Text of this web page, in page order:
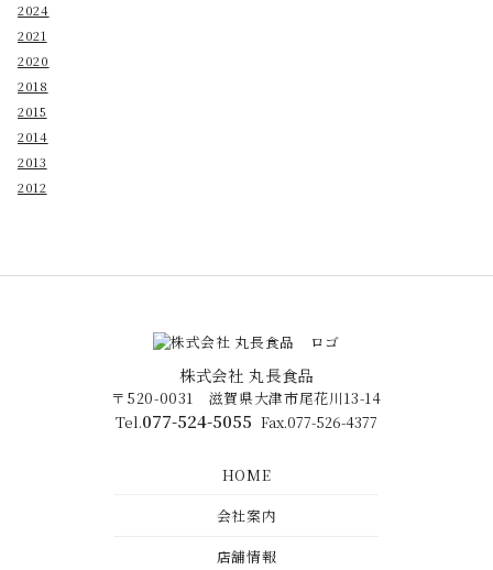
2024
2021
2020
2018
2015
2014
2013
2012
株式会社 丸長食品
〒520-0031 滋賀県大津市尾花川13-14
Tel.077-524-5055 Fax.077-526-4377
HOME
会社案内
店舗情報